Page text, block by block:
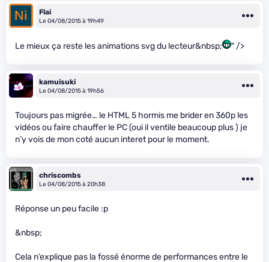
Flai
Le 04/08/2015 à 19h49
Le mieux ça reste les animations svg du lecteur&nbsp; " />
kamuisuki
Le 04/08/2015 à 19h56
Toujours pas migrée… le HTML 5 hormis me brider en 360p les
vidéos ou faire chauffer le PC (oui il ventile beaucoup plus ) je
n’y vois de mon coté aucun interet pour le moment.
chriscombs
Le 04/08/2015 à 20h38
Réponse un peu facile :p
&nbsp;
Cela n’explique pas la fossé énorme de performances entre le